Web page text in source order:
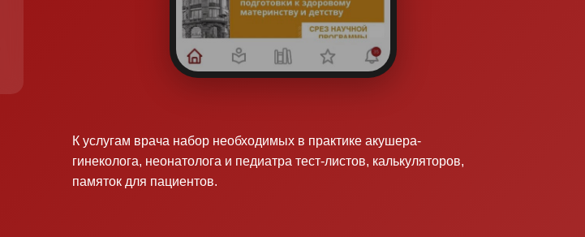
К услугам врача набор необходимых в практике акушера-
гинеколога, неонатолога и педиатра тест-листов, калькуляторов,
памяток для пациентов.